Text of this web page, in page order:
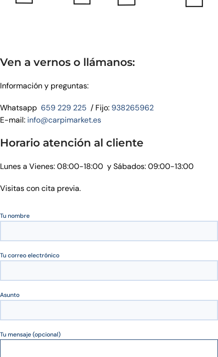
Ven a vernos o llámanos:
Información y preguntas:
Whatsapp 659 229 225 / Fijo: 938265962
E-mail: info@carpimarket.es
Horario atención al cliente
Lunes a Vienes: 08:00-18:00 y Sábados: 09:00-13:00
Visitas con cita previa.
Tu nombre
Tu correo electrónico
Asunto
Tu mensaje (opcional)